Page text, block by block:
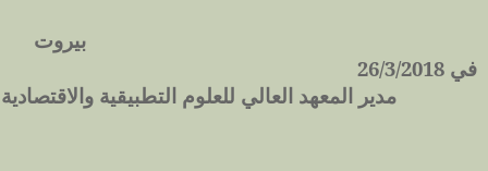
بيروت
في 26/3/2018
مدير المعهد العالي للعلوم التطبيقية والاقتصادية